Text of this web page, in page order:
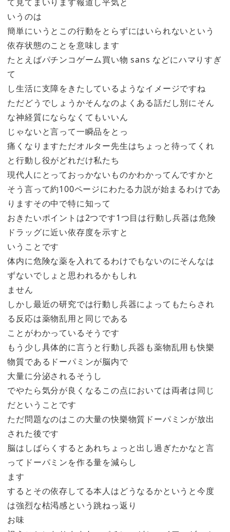
いうのは
簡単にいうとこの行動をとらずにはいられないという
依存状態のことを意味します
たとえばパチンコゲーム買い物 sans などにハマりすぎ
て
し生活に支障をきたしているようなイメージですね
ただどうでしょうかそんなのよくある話だし別にそん
な神経質にならなくてもいいん
じゃないと言って一瞬品をとっ
痛くなりますただオルター先生はちょっと待ってくれ
と行動し役がどれだけ私たち
現代人にとっておっかないものかわかってんですかと
そう言って約100ページにわたる力説が始まるわけであ
りますその中で特に知って
おきたいポイントは2つです1つ目は行動し兵器は危険
ドラッグに近い依存度を示すと
いうことです
体内に危険な薬を入れてるわけでもないのにそんなは
ずないでしょと思われるかもしれ
ません
しかし最近の研究では行動し兵器によってもたらされ
る反応は薬物乱用と同じである
ことがわかっているそうです
もう少し具体的に言うと行動し兵器も薬物乱用も快樂
物質であるドーパミンが脳内で
大量に分泌されるそうし
でやたら気分が良くなるこの点においては両者は同じ
だということです
ただ問題なのはこの大量の快樂物質ドーパミンが放出
された後です
脳はしばらくするとあれちょっと出し過ぎたかなと言
ってドーパミンを作る量を減らし
ます
するとその依存してる本人はどうなるかというと今度
は強烈な枯渇感という跳ねっ返り
お味